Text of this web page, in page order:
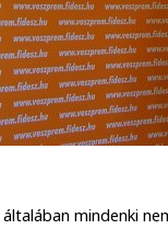
mindenki